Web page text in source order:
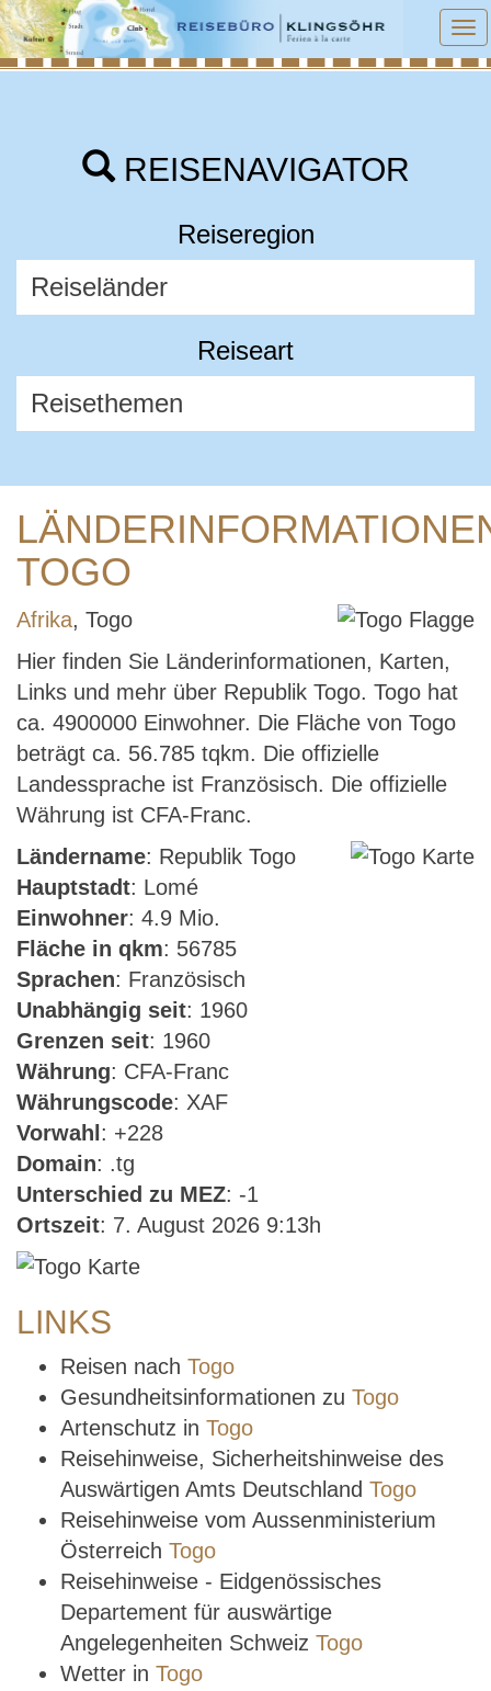
REISENAVIGATOR
Reiseregion
Reiseart
TOGO
Afrika, Togo
Hier finden Sie Länderinformationen, Karten,
Links und mehr über Republik Togo. Togo hat
ca. 4900000 Einwohner. Die Fläche von Togo
beträgt ca. 56.785 tqkm. Die offizielle
Landessprache ist Französisch. Die offizielle
Währung ist CFA-Franc.
Ländername: Republik Togo
Hauptstadt: Lomé
Einwohner: 4.9 Mio.
Fläche in qkm: 56785
Sprachen: Französisch
Unabhängig seit: 1960
Grenzen seit: 1960
Währung: CFA-Franc
Währungscode: XAF
Vorwahl : +228
Domain: .tg
Unterschied zu MEZ: -1
Ortszeit: 7. August 2026 9:13h
LINKS
Reisen nach Togo
Gesundheitsinformationen zu Togo
Artenschutz in Togo
Reisehinweise, Sicherheitshinweise des
Auswärtigen Amts Deutschland Togo
Reisehinweise vom Aussenministerium
Österreich Togo
Reisehinweise - Eidgenössisches
Departement für auswärtige
Angelegenheiten Schweiz Togo
Wetter in Togo